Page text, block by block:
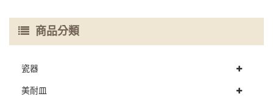
商品分類
瓷器
美耐皿